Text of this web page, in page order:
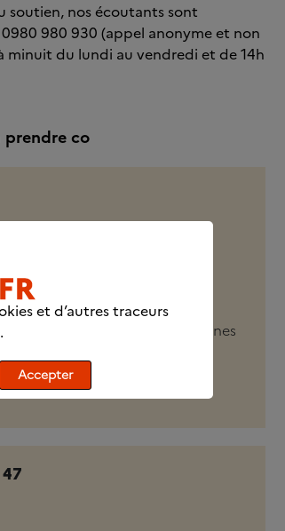
soutien, nos écoutants sont
980 930 (appel anonyme et non
minuit du lundi au vendredi et de 14h
prendre co
avec ou sans substance, jeunes
et d’autres traceurs
Accepter